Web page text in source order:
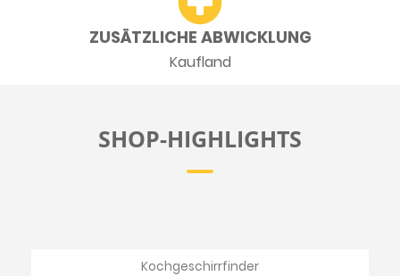
ZUSÄTZLICHE ABWICKLUNG
Kaufland
SHOP-HIGHLIGHTS
Kochgeschirrfinder